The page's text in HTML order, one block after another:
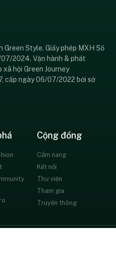
Style. Giấy phép MXH Số
2024. Vận hành & phát
hội Green Journey
cấp ngày 06/07/2022 bởi sở
Cộng đồng
Cẩm nang
Kết nối
Thư viện
Tham gia
Truyền thông